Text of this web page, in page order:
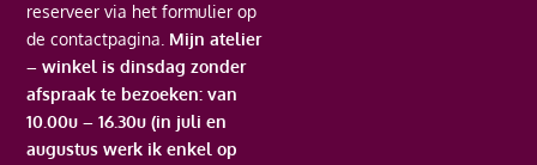
reserveer via het formulier op
de contactpagina. Mijn atelier
– winkel is dinsdag zonder
afspraak te bezoeken: van
10.00u – 16.30u (in juli en
augustus werk ik enkel op